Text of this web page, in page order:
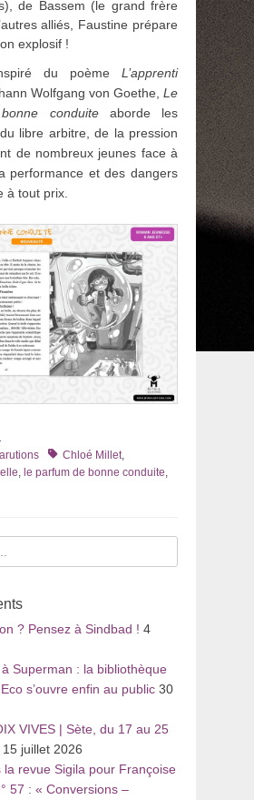
de Bassem (le grand frère
alliés, Faustine prépare
explosif !
du poème L’apprenti
Wolfgang von Goethe, Le
conduiteaborde les
libre arbitre, de la pression
de nombreux jeunes face à
performance et des dangers
à tout prix.
TagsChloé Millet
le parfum de bonne conduite
? Pensez à Sindbad ! 4
Superman : la bibliothèque
s’ouvre enfin au public 30
VIVES | Sète, du 17 au 25
15 juillet 2026
la revue Sigila pour Françoise
57 : « Conversions –